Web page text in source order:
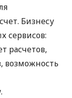
Бизнесу
сервисов:
расчетов,
возможность